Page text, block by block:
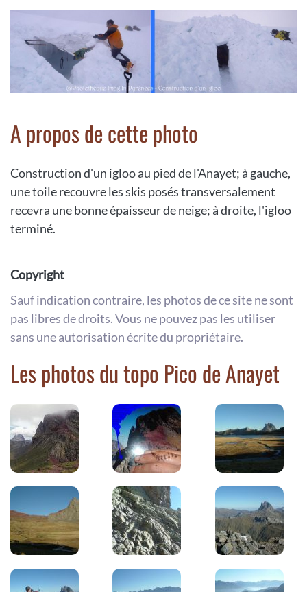
A propos de cette photo
Construction d'un igloo au pied de l'Anayet; à gauche,
une toile recouvre les skis posés transversalement
recevra une bonne épaisseur de neige; à droite, l'igloo
terminé.
Copyright
Sauf indication contraire, les photos de ce site ne sont
pas libres de droits. Vous ne pouvez pas les utiliser
sans une autorisation écrite du propriétaire.
Les photos du topo Pico de Anayet